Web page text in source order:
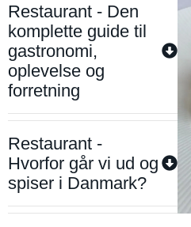
Restaurant - Den
komplette guide til
gastronomi,
oplevelse og
forretning
Restaurant -
Hvorfor går vi ud og
spiser i Danmark?